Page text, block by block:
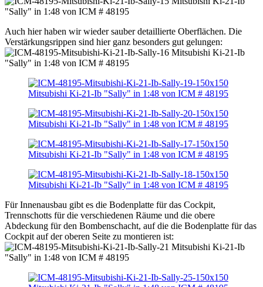
Auch hier haben wir wieder sauber detaillierte Oberflächen. Die
Verstärkungsrippen sind hier ganz besonders gut gelungen:
Für Innenausbau gibt es die Bodenplatte für das Cockpit,
Trennschotts für die verschiedenen Räume und die obere
Abdeckung für den Bombenschacht, auf die die Bodenplatte für das
Cockpit auf der oberen Seite zu montieren ist: